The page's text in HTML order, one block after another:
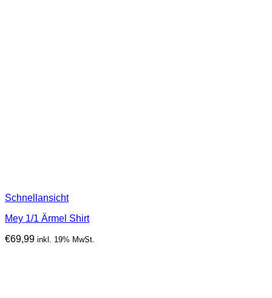
Schnellansicht
Mey 1/1 Ärmel Shirt
€69,99 inkl. 19% MwSt.